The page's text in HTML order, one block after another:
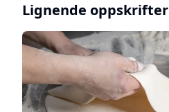
Lignende oppskrifter